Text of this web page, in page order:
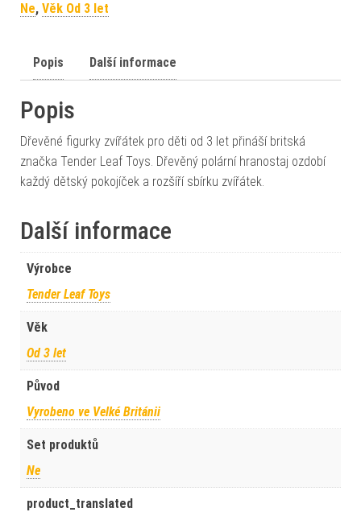
Ne, Věk Od 3 let
Popis Další informace
Popis
Dřevěné figurky zvířátek pro děti od 3 let přináší britská
značka Tender Leaf Toys. Dřevěný polární hranostaj ozdobí
každý dětský pokojíček a rozšíří sbírku zvířátek.
Další informace
Výrobce
Tender Leaf Toys
Věk
Od 3 let
Původ
Vyrobeno ve Velké Británii
Set produktů
Ne
product_translated